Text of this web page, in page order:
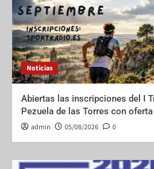
Noticias
Abiertas las inscripciones del I
Pezuela de las Torres con
admin 05/08/2026 0